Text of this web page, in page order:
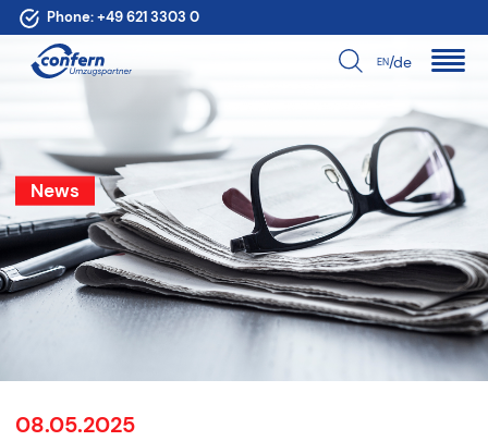
Phone:+49 621 3303 0
EN/de
News
08.05.2025